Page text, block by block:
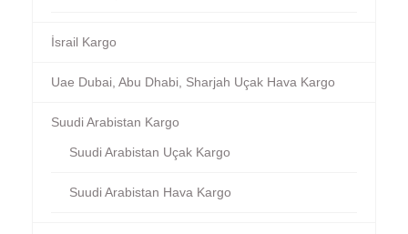
İsrail Kargo
Uae Dubai, Abu Dhabi, Sharjah Uçak Hava Kargo
Suudi Arabistan Kargo
Suudi Arabistan Uçak Kargo
Suudi Arabistan Hava Kargo